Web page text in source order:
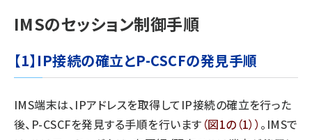
新井宏征 (301)
ngn (285)
大串 (226)
aitras (192)
タンデム (154)
IMSのセッション制御手順
【1】IP接続の確立とP-CSCFの発見手順
IMS端末は、IPアドレスを取得してIP接続の確立を行った
後、P-CSCFを発見する手順を行います （図1の（1）） 。IMSで